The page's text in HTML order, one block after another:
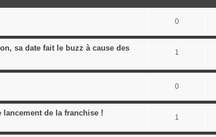
0
sa date fait le buzz à cause des
1
0
de la franchise ! 1